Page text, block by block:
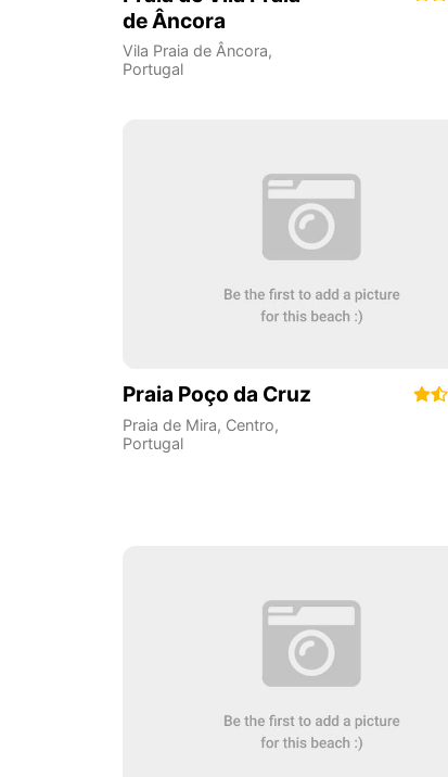
de Âncora
Vila Praia de Âncora,
Portugal
Praia Poço da Cruz
Praia de Mira, Centro,
Portugal